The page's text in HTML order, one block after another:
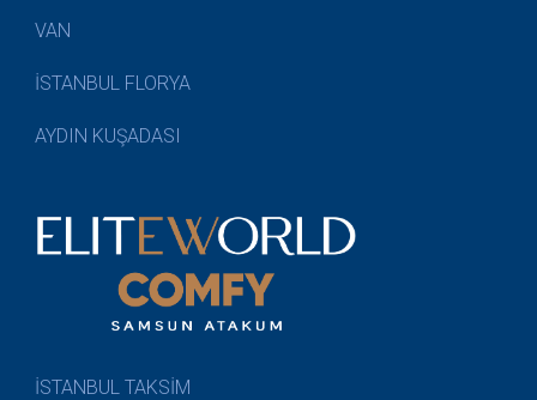
VAN
İSTANBUL FLORYA
AYDIN KUŞADASI
İSTANBUL TAKSİM